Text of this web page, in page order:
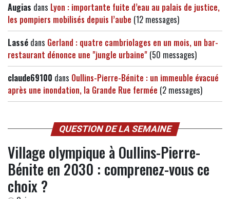
Augias dans Lyon : importante fuite d’eau au palais de justice,
les pompiers mobilisés depuis l’aube (12 messages)
Lassé dans Gerland : quatre cambriolages en un mois, un bar-
restaurant dénonce une "jungle urbaine" (50 messages)
claude69100 dans Oullins-Pierre-Bénite : un immeuble évacué
après une inondation, la Grande Rue fermée (2 messages)
QUESTION DE LA SEMAINE
Village olympique à Oullins-Pierre-
Bénite en 2030 : comprenez-vous ce
choix ?